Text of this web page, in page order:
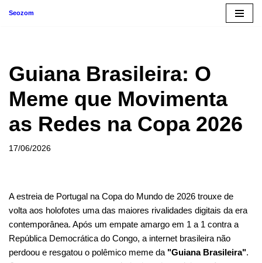
conteúdo
Seozom
Guiana Brasileira: O
Meme que Movimenta
as Redes na Copa 2026
17/06/2026
A estreia de Portugal na Copa do Mundo de 2026 trouxe de
volta aos holofotes uma das maiores rivalidades digitais da era
contemporânea. Após um empate amargo em 1 a 1 contra a
República Democrática do Congo, a internet brasileira não
perdoou e resgatou o polêmico meme da "Guiana Brasileira".